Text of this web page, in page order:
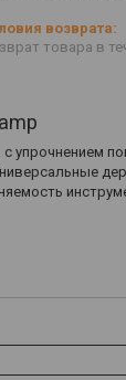
товара в
упрочнением